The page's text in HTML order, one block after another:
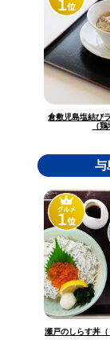
倉敷児島塩結び
（鶏
与
瀬戸のしらす丼（